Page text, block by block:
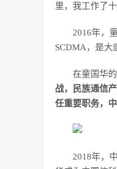
里，我工作了
2016年，
SCDMA，是大
在童国华
战，民族通信
任重要职务，
2018年，